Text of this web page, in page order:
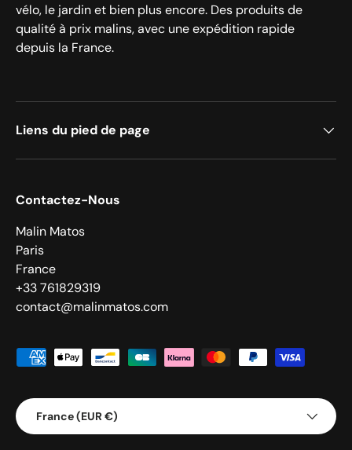
vélo, le jardin et bien plus encore. Des produits de
qualité à prix malins, avec une expédition rapide
depuis la France.
Liens du pied de page
Contactez-Nous
Malin Matos
Paris
France
+33 761829319
contact@malinmatos.com
Moyens de paiement acceptés
Pays
France (EUR €)